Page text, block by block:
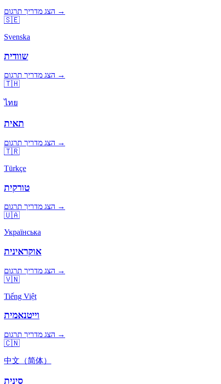
הצג מדריך תרגום →
🇸🇪
Svenska
שוודית
הצג מדריך תרגום →
🇹🇭
ไทย
תאית
הצג מדריך תרגום →
🇹🇷
Türkçe
טורקית
הצג מדריך תרגום →
🇺🇦
Українська
אוקראינית
הצג מדריך תרגום →
🇻🇳
Tiếng Việt
וייטנאמית
הצג מדריך תרגום →
🇨🇳
中文（简体）
סינית